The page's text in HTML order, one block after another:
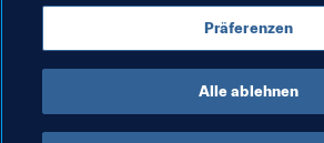
UEFA Portugal
Präferenzen
Alle ablehnen